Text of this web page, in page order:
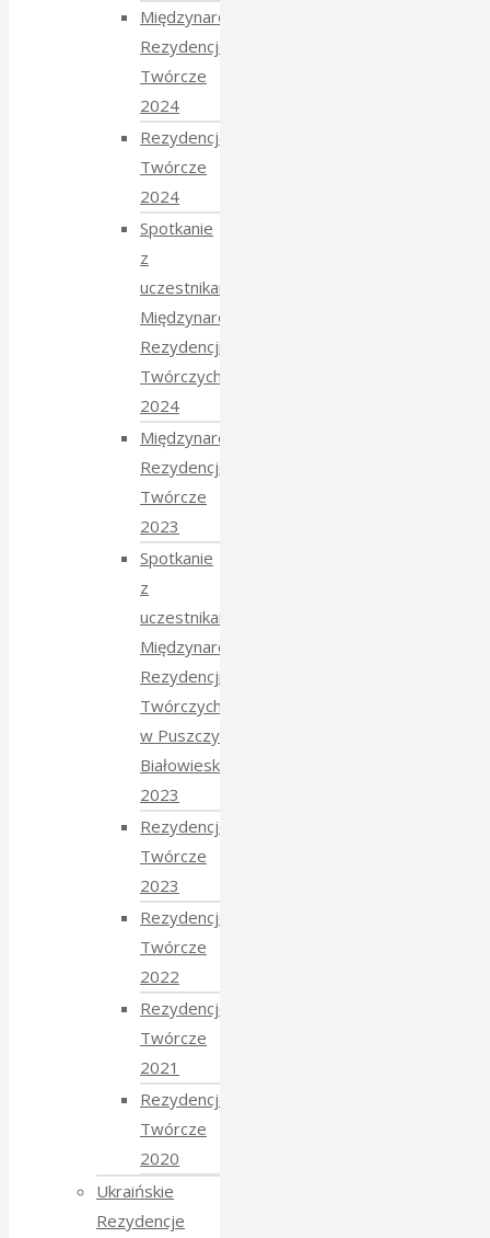
Międzynarodowe
Rezydencje
Twórcze
2024
Rezydencje
Twórcze
2024
Spotkanie
z
uczestnikami
Międzynarodowych
Rezydencji
Twórczych
2024
Międzynarodowe
Rezydencje
Twórcze
2023
Spotkanie
z
uczestnikami
Międzynarodowych
Rezydencji
Twórczych
w Puszczy
Białowieskiej
2023
Rezydencje
Twórcze
2023
Rezydencje
Twórcze
2022
Rezydencje
Twórcze
2021
Rezydencje
Twórcze
2020
Ukraińskie
Rezydencje